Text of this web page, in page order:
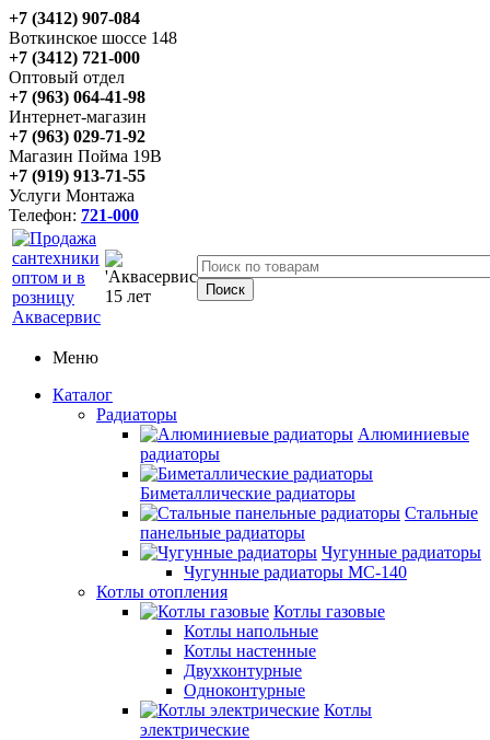
+7 (3412) 907-084
Воткинское шоссе 148
+7 (3412) 721-000
Оптовый отдел
+7 (963) 064-41-98
Интернет-магазин
+7 (963) 029-71-92
Магазин Пойма 19В
+7 (919) 913-71-55
Услуги Монтажа
Телефон: 721-000
Меню
Каталог
Радиаторы
Алюминиевые
радиаторы
Биметаллические радиаторы
Стальные
панельные радиаторы
Чугунные радиаторы
Чугунные радиаторы МС-140
Котлы отопления
Котлы газовые
Котлы напольные
Котлы настенные
Двухконтурные
Одноконтурные
Котлы
электрические